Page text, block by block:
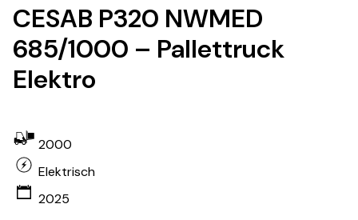
CESAB P320 NWMED
685/1000 – Pallettruck
Elektro
2000
Elektrisch
2025